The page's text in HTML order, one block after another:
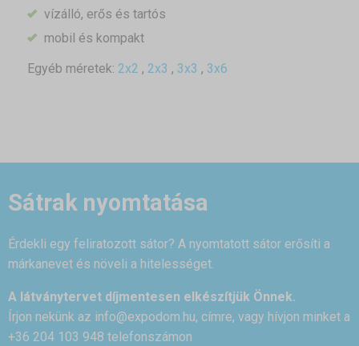
vízálló, erős és tartós
mobil és kompakt
Egyéb méretek: 2x2 , 2x3 , 3x3 , 3x6
Sátrak nyomtatása
Érdekli egy feliratozott sátor? A nyomtatott sátor erősíti a
márkanevet és növeli a hitelességet.
A látványtervet díjmentesen elkészítjük Önnek.
Írjon nekünk az info@expodom.hu, címre, vagy hívjon minket a
+36 204 103 948 telefonszámon